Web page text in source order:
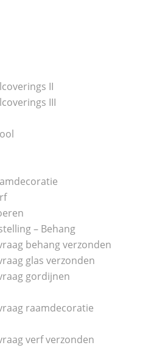
II
III
– Behang
behang verzonden
glas verzonden
gordijnen
raamdecoratie
verf verzonden